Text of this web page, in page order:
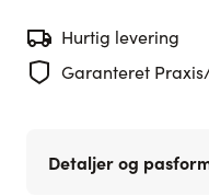
Hurtig levering
Garanteret
Detaljer og